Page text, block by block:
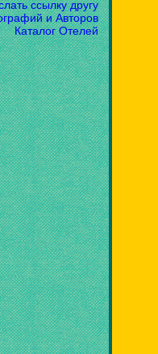
ссылку другу
и Авторов
Каталог Отелей